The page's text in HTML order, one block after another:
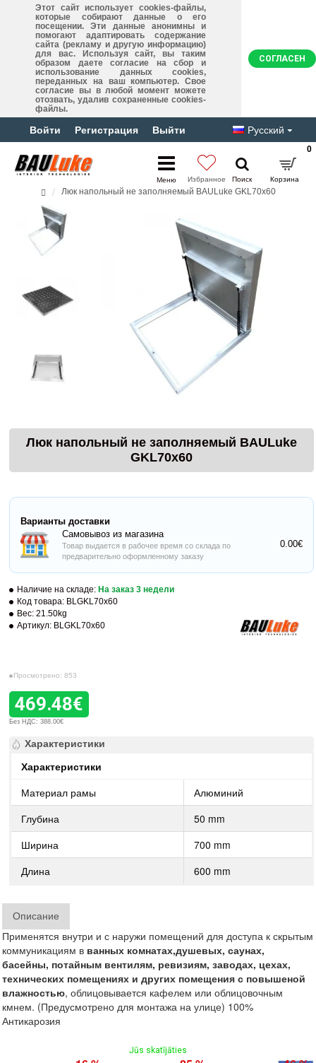
Этот сайт использует cookies-файлы,
которые собирают данные о его
посещении. Эти данные анонимны и
помогают адаптировать содержание
сайта (рекламу и другую информацию)
для вас. Используя сайт, вы таким
образом даете согласие на сбор и
использование данных cookies,
переданных на ваш компьютер. Свое
согласие вы в любой момент можете
отозвать, удалив сохраненные cookies-
файлы.
СОГЛАСЕН
Войти Регистрация Выйти Русский
0
Люк напольный не заполняемый BAULuke GKL70x60
Люк напольный не заполняемый BAULuke
GKL70x60
Наличие на складе: На заказ 3 недели
Код товара: BLGKL70x60
Вес: 21.50kg
Артикул: BLGKL70x60
Просмотрено: 853
469.48€
Без НДС: 388.00€
Варианты доставки
Самовывоз из магазина
Товар выдается в рабочее время со склада по
предварительно оформленному заказу
0.00€
Характеристики
Характеристики
Материал рамы
Алюминий
Глубина
50 mm
Ширина
700 mm
Длина
600 mm
Описание
Применятся внутри и с наружи помещений для доступа к скрытым
коммуникациям в ванных комнатах,душевых, саунах,
басейны, потайным вентилям, ревизиям, заводах, цехах,
технических помещениях и других помещения с повышеной
влажностью, облицовывается кафелем или облицовочным
кмнем. (Предусмотрено для монтажа на улице) 100%
Антикарозия
Jūs skatījāties